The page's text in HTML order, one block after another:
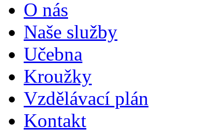
O nás
Naše služby
Učebna
Kroužky
Vzdělávací plán
Kontakt